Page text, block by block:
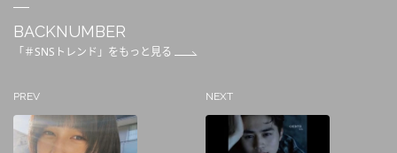
BACKNUMBER
「＃SNSトレンド」をもっと見る
PREV NEXT